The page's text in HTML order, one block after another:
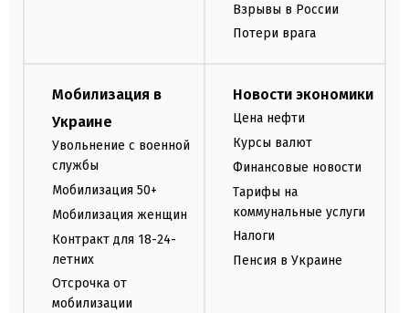
Взрывы в России
Потери врага
Мобилизация в
Украине
Увольнение с военной
службы
Мобилизация 50+
Мобилизация женщин
Контракт для 18-24-
летних
Отсрочка от
мобилизации
Новости экономики
Цена нефти
Курсы валют
Финансовые новости
Тарифы на
коммунальные услуги
Налоги
Пенсия в Украине